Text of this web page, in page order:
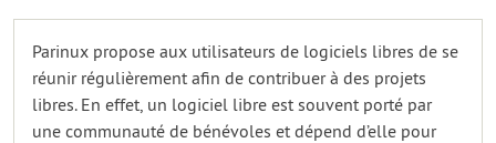
Parinux propose aux utilisateurs de logiciels libres de se
réunir régulièrement afin de contribuer à des projets
libres. En effet, un logiciel libre est souvent porté par
une communauté de bénévoles et dépend d’elle pour